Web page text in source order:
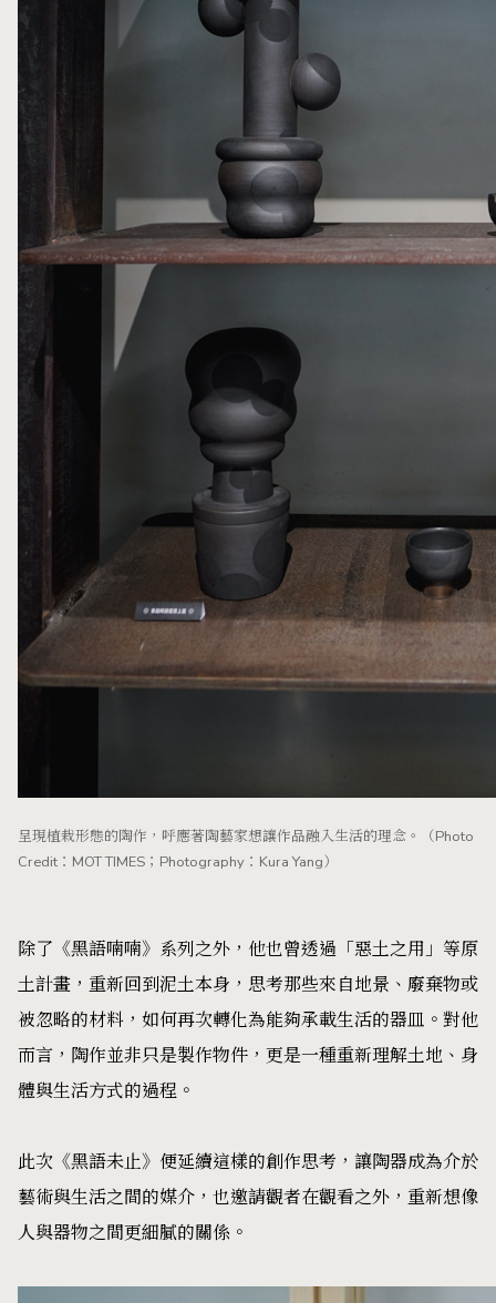
呈現植栽形態的陶作，呼應著陶藝家想讓作品融入生活的理念。（Photo
Credit：MOT TIMES；Photography：Kura Yang）
除了《黑語喃喃》系列之外，他也曾透過「惡土之用」等原
土計畫，重新回到泥土本身，思考那些來自地景、廢棄物或
被忽略的材料，如何再次轉化為能夠承載生活的器皿。對他
而言，陶作並非只是製作物件，更是一種重新理解土地、身
體與生活方式的過程。
此次《黑語未止》便延續這樣的創作思考，讓陶器成為介於
藝術與生活之間的媒介，也邀請觀者在觀看之外，重新想像
人與器物之間更細膩的關係。